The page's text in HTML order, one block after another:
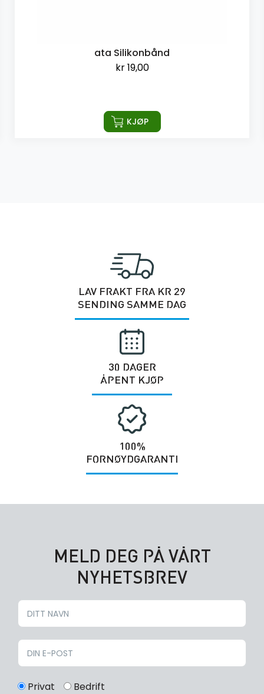
ata Silikonbånd
kr19,00
KJØP
LAV FRAKT FRA KR 29
SENDING SAMME DAG
30 DAGER
ÅPENT KJØP
100%
FORNØYDGARANTI
MELD DEG PÅ VÅRT
NYHETSBREV
Privat Bedrift